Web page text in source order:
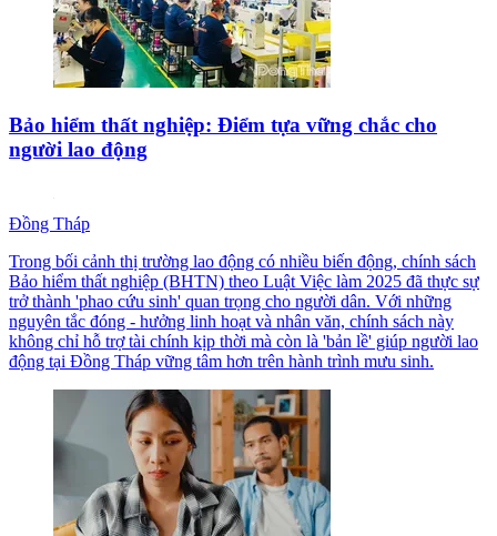
Bảo hiểm thất nghiệp: Điểm tựa vững chắc cho
người lao động
Đồng Tháp
Trong bối cảnh thị trường lao động có nhiều biến động, chính sách
Bảo hiểm thất nghiệp (BHTN) theo Luật Việc làm 2025 đã thực sự
trở thành 'phao cứu sinh' quan trọng cho người dân. Với những
nguyên tắc đóng - hưởng linh hoạt và nhân văn, chính sách này
không chỉ hỗ trợ tài chính kịp thời mà còn là 'bản lề' giúp người lao
động tại Đồng Tháp vững tâm hơn trên hành trình mưu sinh.